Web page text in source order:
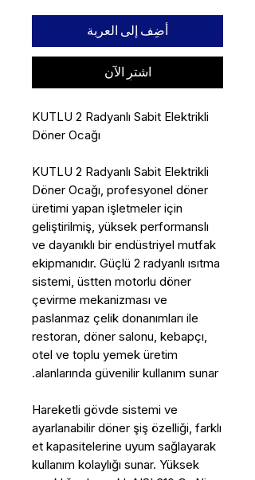
أضِف إلى العربة
اشترِ الآن
KUTLU 2 Radyanlı Sabit Elektrikli
Döner Ocağı
KUTLU 2 Radyanlı Sabit Elektrikli
Döner Ocağı, profesyonel döner
üretimi yapan işletmeler için
geliştirilmiş, yüksek performanslı
ve dayanıklı bir endüstriyel mutfak
ekipmanıdır. Güçlü 2 radyanlı ısıtma
sistemi, üstten motorlu döner
çevirme mekanizması ve
paslanmaz çelik donanımları ile
restoran, döner salonu, kebapçı,
otel ve toplu yemek üretim
alanlarında güvenilir kullanım sunar.
Hareketli gövde sistemi ve
ayarlanabilir döner şiş özelliği, farklı
et kapasitelerine uyum sağlayarak
kullanım kolaylığı sunar. Yüksek